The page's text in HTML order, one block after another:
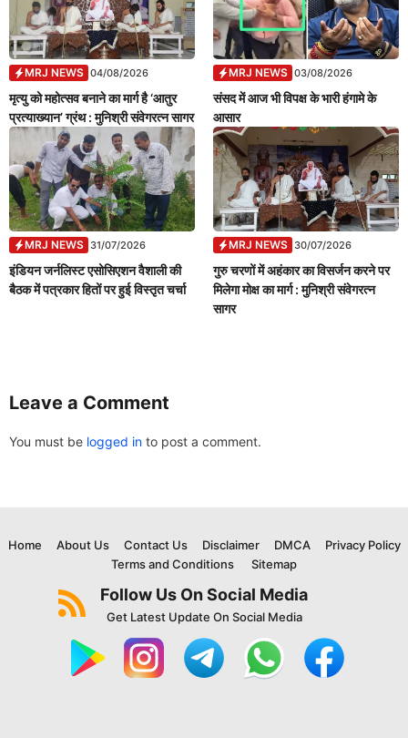
MRJ NEWS 04/08/2026
मृत्यु को महोत्सव बनाने का मार्ग है ‘आतुर
प्रत्याख्यान’ ग्रंथ : मुनिश्री संवेगरत्न सागर
MRJ NEWS 03/08/2026
संसद में आज भी विपक्ष के भारी हंगामे के
आसार
MRJ NEWS 31/07/2026
इंडियन जर्नलिस्ट एसोसिएशन वैशाली की
बैठक में पत्रकार हितों पर हुई विस्तृत चर्चा
MRJ NEWS 30/07/2026
गुरु चरणों में अहंकार का विसर्जन करने पर
मिलेगा मोक्ष का मार्ग : मुनिश्री संवेगरत्न
सागर
Leave a Comment
You must be logged in to post a comment.
Home About Us Contact Us Disclaimer DMCA
Privacy Policy
Terms and Conditions
Sitemap
Follow Us On Social Media
Get Latest Update On Social Media